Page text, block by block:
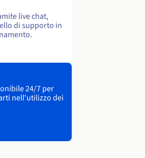
live chat,
di supporto in
24/7 per
nell'utilizzo dei